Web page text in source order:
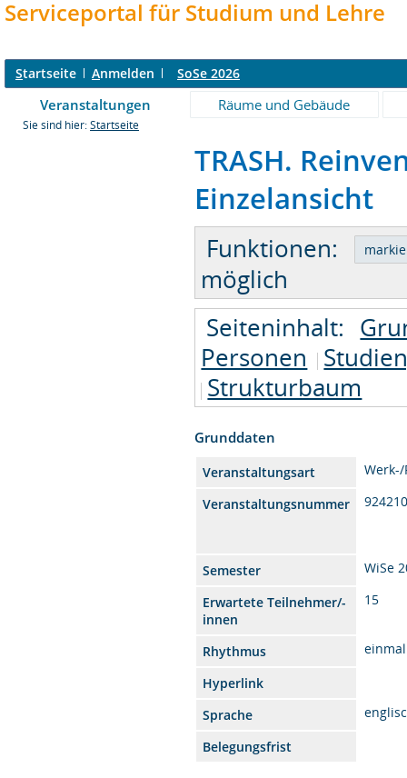
Serviceportal für Studium und Lehre
Startseite Anmelden SoSe 2026
Veranstaltungen Räume und Gebäude
Sie sind hier: Startseite
TRASH.
Einzelansicht
Funktionen:
möglich
Seiteninhalt:
Personen
Strukturbaum
Grunddaten
Veranstaltungsart
Veranstaltungsnummer
Semester
WiSe
Erwartete Teilnehmer/-
innen
15
Rhythmus
Hyperlink
Sprache
Belegungsfrist